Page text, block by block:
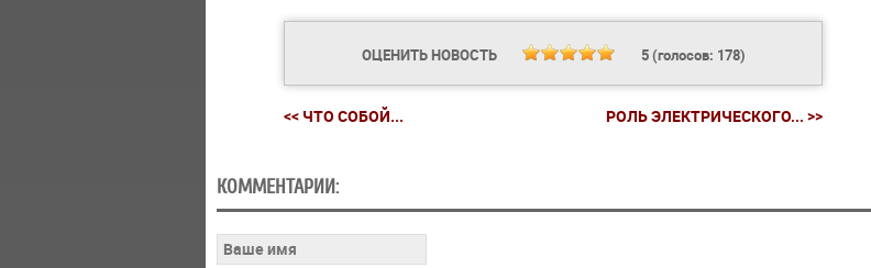
ОЦЕНИТЬ НОВОСТЬ 5(голосов: 178)
<< ЧТО СОБОЙ... РОЛЬ ЭЛЕКТРИЧЕСКОГО... >>
КОММЕНТАРИИ: